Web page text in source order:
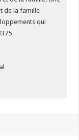
de la famille
qui